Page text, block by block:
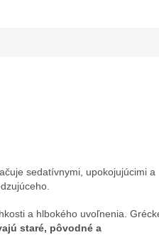
sedatívnymi, upokojujúcimi a
a hlbokého uvoľnenia.
staré, pôvodné a